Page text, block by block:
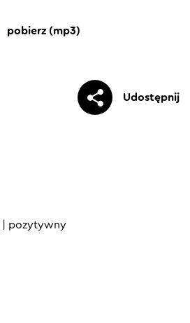
pobierz (mp3)
Udostępnij
pozytywny